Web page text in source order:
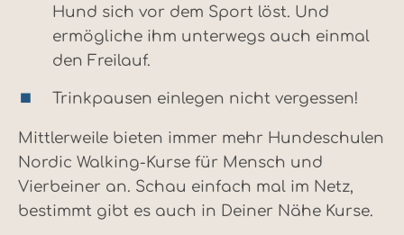
Hund sich vor dem Sport löst. Und
ermögliche ihm unterwegs auch einmal
den Freilauf.
Trinkpausen einlegen nicht vergessen!
Mittlerweile bieten immer mehr Hundeschulen
Nordic Walking-Kurse für Mensch und
Vierbeiner an. Schau einfach mal im Netz,
bestimmt gibt es auch in Deiner Nähe Kurse.